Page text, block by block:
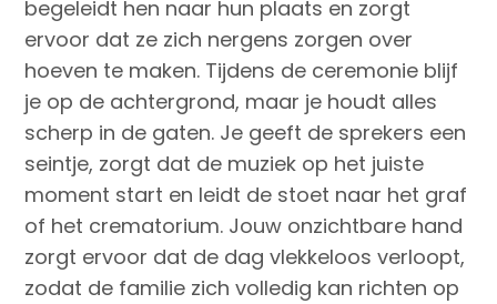
begeleidt hen naar hun plaats en zorgt
ervoor dat ze zich nergens zorgen over
hoeven te maken. Tijdens de ceremonie blijf
je op de achtergrond, maar je houdt alles
scherp in de gaten. Je geeft de sprekers een
seintje, zorgt dat de muziek op het juiste
moment start en leidt de stoet naar het graf
of het crematorium. Jouw onzichtbare hand
zorgt ervoor dat de dag vlekkeloos verloopt,
zodat de familie zich volledig kan richten op